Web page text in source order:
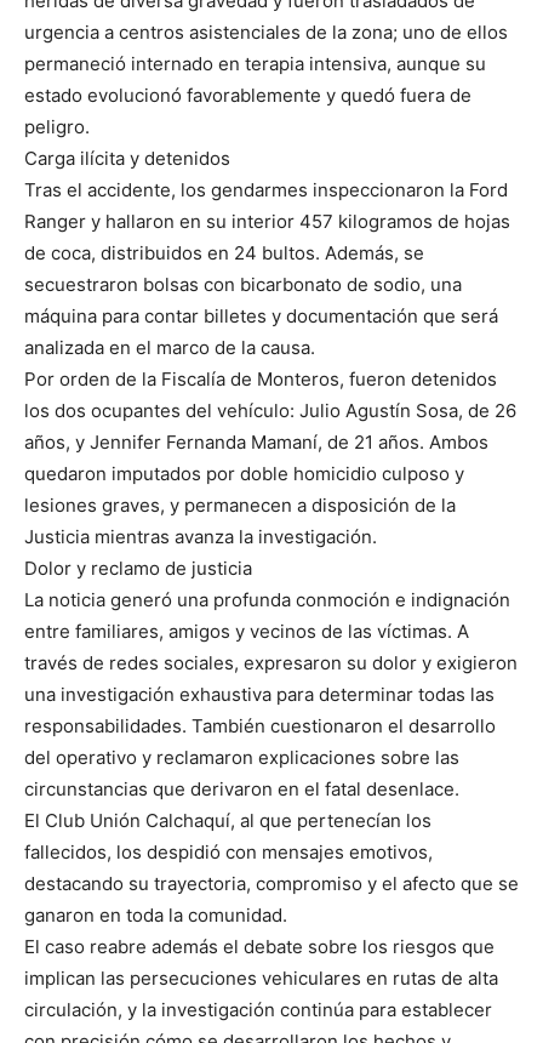
urgencia a centros asistenciales de la zona; uno de ellos
permaneció internado en terapia intensiva, aunque su
estado evolucionó favorablemente y quedó fuera de
peligro.
Carga ilícita y detenidos
Tras el accidente, los gendarmes inspeccionaron la Ford
Ranger y hallaron en su interior 457 kilogramos de hojas
de coca, distribuidos en 24 bultos. Además, se
secuestraron bolsas con bicarbonato de sodio, una
máquina para contar billetes y documentación que será
analizada en el marco de la causa.
Por orden de la Fiscalía de Monteros, fueron detenidos
los dos ocupantes del vehículo: Julio Agustín Sosa, de 26
años, y Jennifer Fernanda Mamaní, de 21 años. Ambos
quedaron imputados por doble homicidio culposo y
lesiones graves, y permanecen a disposición de la
Justicia mientras avanza la investigación.
Dolor y reclamo de justicia
La noticia generó una profunda conmoción e indignación
entre familiares, amigos y vecinos de las víctimas. A
través de redes sociales, expresaron su dolor y exigieron
una investigación exhaustiva para determinar todas las
responsabilidades. También cuestionaron el desarrollo
del operativo y reclamaron explicaciones sobre las
circunstancias que derivaron en el fatal desenlace.
El Club Unión Calchaquí, al que pertenecían los
fallecidos, los despidió con mensajes emotivos,
destacando su trayectoria, compromiso y el afecto que se
ganaron en toda la comunidad.
El caso reabre además el debate sobre los riesgos que
implican las persecuciones vehiculares en rutas de alta
circulación, y la investigación continúa para establecer